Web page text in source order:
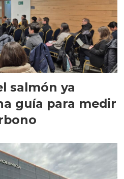
salmón ya
guía para medir